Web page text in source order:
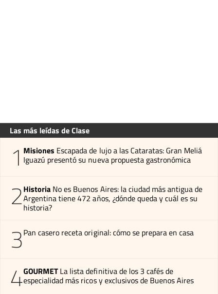
Las más leídas de Clase
1 Misiones Escapada de lujo a las Cataratas: Gran Meliá
Iguazú presentó su nueva propuesta gastronómica
2Historia No es Buenos Aires: la ciudad más antigua de
Argentina tiene 472 años, ¿dónde queda y cuál es su
historia?
3Pan casero receta original: cómo se prepara en casa
4GOURMET La lista definitiva de los 3 cafés de
especialidad más ricos y exclusivos de Buenos Aires